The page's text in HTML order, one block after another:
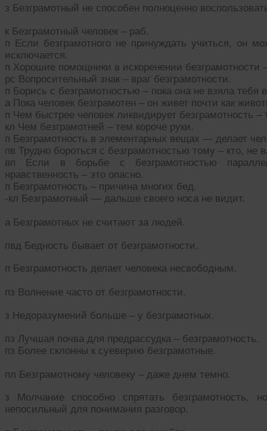
з Безграмотный не способен полноценно
к Безграмотный человек – раб.
п Если безграмотного не принуждать учиться, он
исключается.
п Хорошие помощники в искоренении безграмотности
рс Вопросительный знак – враг безграмотности.
п Борись с безграмотностью – пока она не взяла тебя
а Пока человек безграмотен – он живет почти как
п Чем быстрее человек ликвидирует безграмотность
кл Чем безграмотней – тем короче руки.
п Безграмотность в элементарных вещах — делает
пв Трудно бороться с безграмотностью тому – кто, не
вп Если в борьбе с безграмотностью
нравственность – это опасно.
п Безграмотность – причина многих бед.
-кл Безграмотный — дальше своего носа не видит.
а Безграмотных не считают за людей.
пвд Бедность бывает от безграмотности.
п Безграмотность делает человека несвободным.
пз Волнение часто от безграмотности.
з Недоразумений больше – у безграмотных.
пз Лучшая почва для предрассудка – безграмотность.
пз Более склонны к суеверию безграмотные.
пл Безграмотному человеку – даже днем темно.
з Молчание способно спрятать безграмотность,
непосильный для понимания разговор.